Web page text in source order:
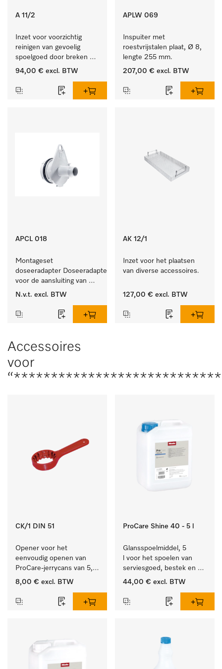
A 11/2
Inzet voor voorzichtig
reinigen van gevoelig
spoelgoed door breken
reinigingsstraal.
94,00 € excl. BTW
APLW 069
Inspuiter met
roestvrijstalen plaat, Ø 8,
lengte 255 mm.
207,00 € excl. BTW
APCL 018
Montageset
doseeradapter Doseeradapterset
voor de aansluiting van
doseersystemen met
N.v.t. excl. BTW
AK 12/1
Inzet voor het plaatsen
van diverse accessoires.
127,00 € excl. BTW
Accessoires
voor
CK/1 DIN 51
Opener voor het
eenvoudig openen van
ProCare-jerrycans van 5,
10 en 20 l.
8,00 € excl. BTW
ProCare Shine 40 - 5 l
Glansspoelmiddel, 5
l voor het spoelen van
serviesgoed, bestek en
ideaal voor glazen.
44,00 € excl. BTW